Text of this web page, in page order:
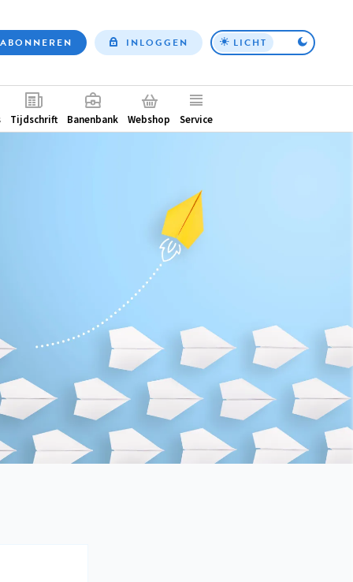
Top
ABONNEREN INLOGGEN LICHT
Tijdschrift Banenbank Webshop Service